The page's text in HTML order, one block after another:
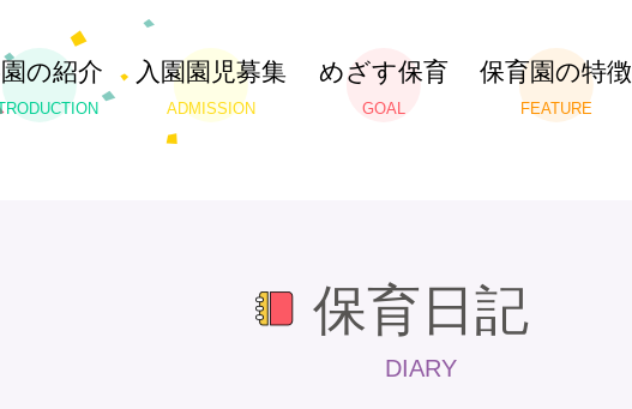
の紹介 入園園児募集
ADMISSION
めざす保育
GOAL
保育園の特徴
FEATURE
保育日記
DIARY